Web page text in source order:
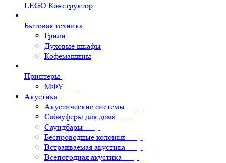
LEGO Конструктор
Бытовая техника
Грили
Духовые шкафы
Кофемашины
Принтеры
МФУ
Акустика
Акустические системы
Сабвуферы для дома
Саундбары
Беспроводные колонки
Встраиваемая акустика
Всепогодная акустика